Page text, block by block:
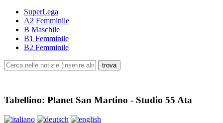
SuperLega
A2 Femminile
B Maschile
B1 Femminile
B2 Femminile
Tabellino: Planet San Martino - Studio 55 Ata